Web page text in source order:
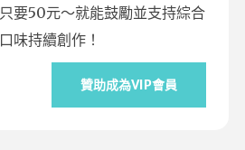
只要50元～就能鼓勵並支持綜合
口味持續創作！
贊助成為VIP會員